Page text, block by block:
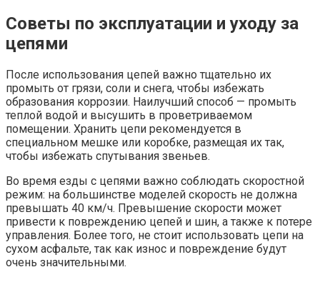
Советы по эксплуатации и уходу за
цепями
После использования цепей важно тщательно их
промыть от грязи, соли и снега, чтобы избежать
образования коррозии. Наилучший способ — промыть
теплой водой и высушить в проветриваемом
помещении. Хранить цепи рекомендуется в
специальном мешке или коробке, размещая их так,
чтобы избежать спутывания звеньев.
Во время езды с цепями важно соблюдать скоростной
режим: на большинстве моделей скорость не должна
превышать 40 км/ч. Превышение скорости может
привести к повреждению цепей и шин, а также к потере
управления. Более того, не стоит использовать цепи на
сухом асфальте, так как износ и повреждение будут
очень значительными.